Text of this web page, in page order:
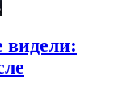
видели: